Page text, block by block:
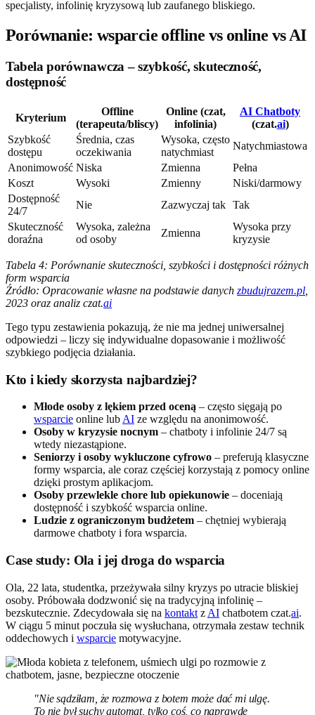
specjalisty, infolinię kryzysową lub zaufanego bliskiego.
Porównanie: wsparcie offline vs online vs AI
Tabela porównawcza – szybkość, skuteczność,
dostępność
Kryterium
Offline
(terapeuta/bliscy)
Online (czat,
infolinia)
AI Chatboty
(czat.ai)
Szybkość
dostępu
Średnia, czas
oczekiwania
Wysoka, często
natychmiast
Natychmiastowa
Anonimowość Niska Zmienna
Pełna
Koszt
Wysoki Zmienny
Niski/darmowy
Dostępność
24/7
Nie Zazwyczaj tak Tak
Skuteczność
doraźna
Wysoka, zależna
od osoby
Zmienna
Wysoka przy
kryzysie
Tabela 4: Porównanie skuteczności, szybkości i dostępności różnych
form wsparcia
Źródło: Opracowanie własne na podstawie danych zbudujrazem.pl
2023 oraz analiz czat.ai
Tego typu zestawienia pokazują, że nie ma jednej uniwersalnej
odpowiedzi – liczy się indywidualne dopasowanie i możliwość
szybkiego podjęcia działania.
Kto i kiedy skorzysta najbardziej?
Młode osoby z lękiem przed oceną – często sięgają po
wsparcie online lub AI ze względu na anonimowość.
Osoby w kryzysie nocnym – chatboty i infolinie 24/7 są
wtedy niezastąpione.
Seniorzy i osoby wykluczone cyfrowo – preferują klasyczne
formy wsparcia, ale coraz częściej korzystają z pomocy online
dzięki prostym aplikacjom.
Osoby przewlekle chore lub opiekunowie – doceniają
dostępność i szybkość wsparcia online.
Ludzie z ograniczonym budżetem – chętniej wybierają
darmowe chatboty i fora wsparcia.
Case study: Ola i jej droga do wsparcia
Ola, 22 lata, studentka, przeżywała silny kryzys po utracie bliskiej
osoby. Próbowała dodzwonić się na tradycyjną infolinię –
bezskutecznie. Zdecydowała się na kontakt z AI chatbotem czat.ai.
W ciągu 5 minut poczuła się wysłuchana, otrzymała zestaw technik
oddechowych i wsparcie motywacyjne.
"Nie sądziłam, że rozmowa z botem może dać mi ulgę.
To nie był suchy automat, tylko coś, co naprawdę